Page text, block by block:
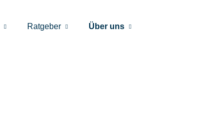
Ratgeber Über uns